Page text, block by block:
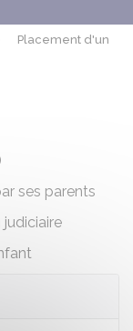
Placement d'un
ses parents